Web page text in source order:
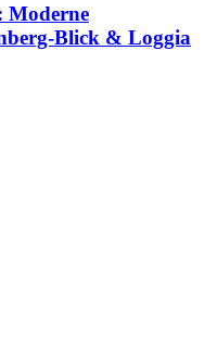
Moderne
Blick & Loggia